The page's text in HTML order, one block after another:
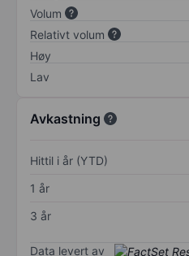
Volum
Relativt volum
Høy
Lav
Avkastning
Hittil i år (YTD)
1 år
3 år
Data levert av